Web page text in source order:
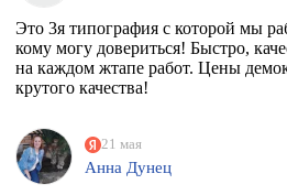
Это 3я типография с которой мы
кому могу довериться! Быстро,
на каждом жтапе работ. Цены
крутого качества!
21 мая
Анна Дунец